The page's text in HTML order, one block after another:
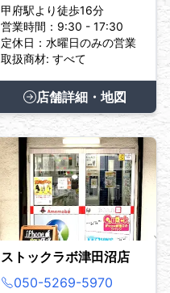
甲府駅より徒歩16分
営業時間：9:30 - 17:30
定休日：水曜日のみの営業
取扱商材: すべて
店舗詳細・地図
ストックラボ津田沼店
050-5269-5970